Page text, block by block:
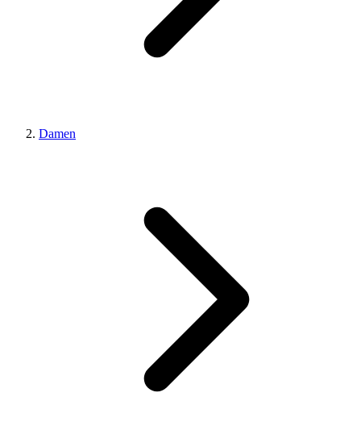
Damen